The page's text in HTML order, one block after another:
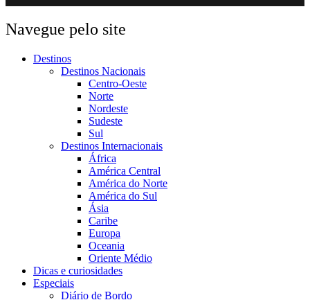
Navegue pelo site
Destinos
Destinos Nacionais
Centro-Oeste
Norte
Nordeste
Sudeste
Sul
Destinos Internacionais
África
América Central
América do Norte
América do Sul
Ásia
Caribe
Europa
Oceania
Oriente Médio
Dicas e curiosidades
Especiais
Diário de Bordo